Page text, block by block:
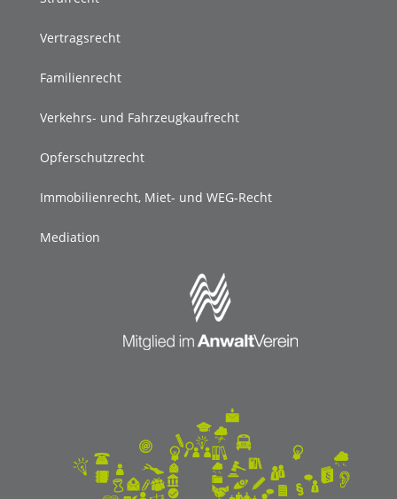
Vertragsrecht
Familienrecht
Verkehrs- und Fahrzeugkaufrecht
Opferschutzrecht
Immobilienrecht, Miet- und WEG-Recht
Mediation